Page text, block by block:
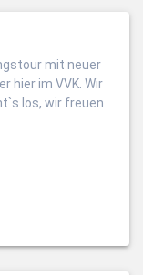
mit neuer
hier im VVK. Wir
los, wir freuen